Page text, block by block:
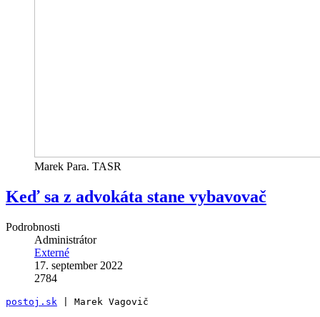
Marek Para. TASR
Keď sa z advokáta stane vybavovač
Podrobnosti
Administrátor
Externé
17. september 2022
2784
postoj.sk | Marek Vagovič